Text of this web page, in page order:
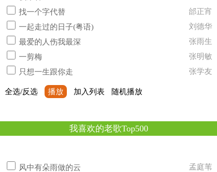
找一个字代替
邰正宵
一起走过的日子(粤语)
刘德华
最爱的人伤我最深
张雨生
一剪梅
张明敏
只想一生跟你走
张学友
全选/反选 播放 加入列表 随机播放
我喜欢的老歌Top500
风中有朵雨做的云
孟庭苇